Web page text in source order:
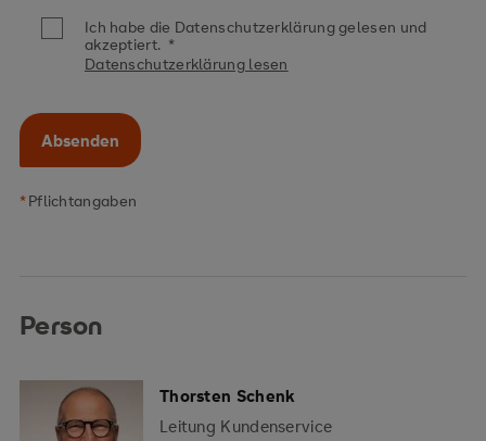
Ich habe die Datenschutzerklärung gelesen und
akzeptiert. *
Datenschutzerklärung lesen
Absenden
Person
Thorsten Schenk
Leitung Kundenservice